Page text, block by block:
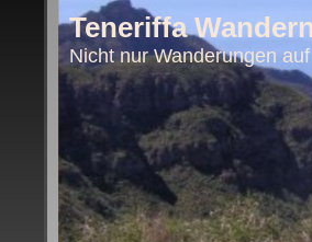
Teneriffa Wandern
Nicht nur Wanderungen